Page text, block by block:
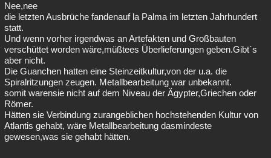
Nee,nee
die letzten Ausbrüche fandenauf la Palma im letzten Jahrhundert
statt.
Und wenn vorher irgendwas an Artefakten und Großbauten
verschüttet worden wäre,müßtees Überlieferungen geben.Gibt´s
aber nicht.
Die Guanchen hatten eine Steinzeitkultur,von der u.a. die
Spiralritzungen zeugen. Metallbearbeitung war unbekannt.
somit warensie nicht auf dem Niveau der Ägypter,Griechen oder
Römer.
Hätten sie Verbindung zurangeblichen hochstehenden Kultur von
Atlantis gehabt, wäre Metallbearbeitung dasmindeste
gewesen,was sie gehabt hätten.